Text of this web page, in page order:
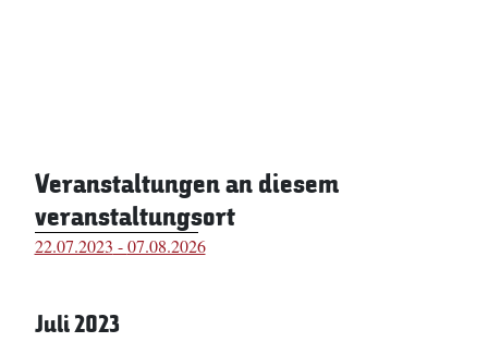
Veranstaltungen an diesem
veranstaltungsort
22.07.2023 - 07.08.2026
Juli 2023